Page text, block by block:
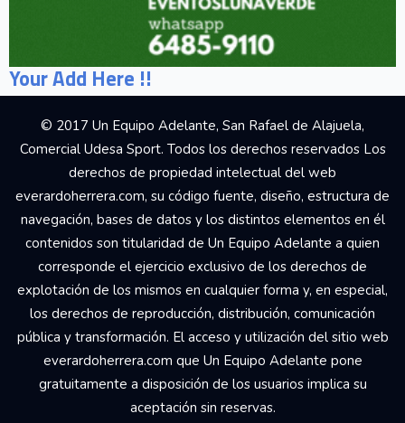
Your Add Here !!
© 2017 Un Equipo Adelante, San Rafael de Alajuela,
Comercial Udesa Sport. Todos los derechos reservados Los
derechos de propiedad intelectual del web
everardoherrera.com, su código fuente, diseño, estructura de
navegación, bases de datos y los distintos elementos en él
contenidos son titularidad de Un Equipo Adelante a quien
corresponde el ejercicio exclusivo de los derechos de
explotación de los mismos en cualquier forma y, en especial,
los derechos de reproducción, distribución, comunicación
pública y transformación. El acceso y utilización del sitio web
everardoherrera.com que Un Equipo Adelante pone
gratuitamente a disposición de los usuarios implica su
aceptación sin reservas.